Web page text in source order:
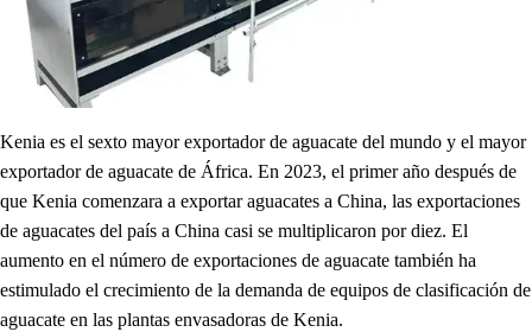
Kenia es el sexto mayor exportador de aguacate del mundo y el mayor
exportador de aguacate de África. En 2023, el primer año después de
que Kenia comenzara a exportar aguacates a China, las exportaciones
de aguacates del país a China casi se multiplicaron por diez. El
aumento en el número de exportaciones de aguacate también ha
estimulado el crecimiento de la demanda de equipos de clasificación de
aguacate en las plantas envasadoras de Kenia.